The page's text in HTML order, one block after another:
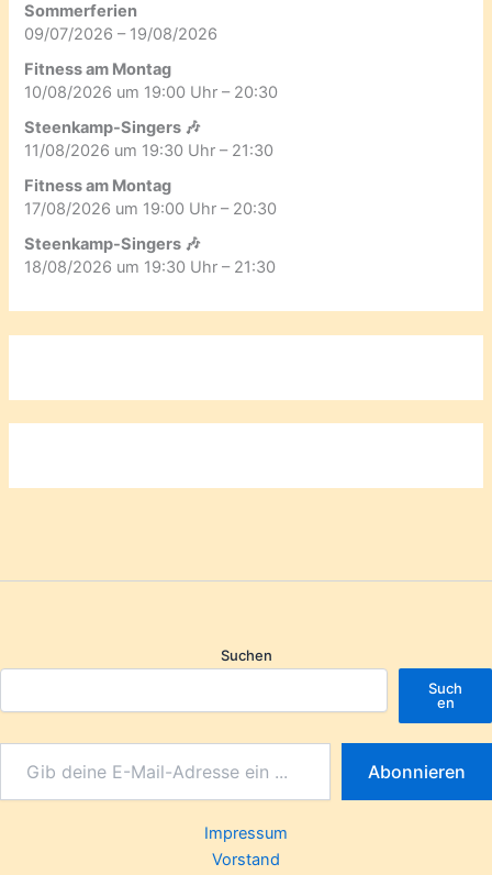
Sommerferien
09/07/2026 – 19/08/2026
Fitness am Montag
10/08/2026 um 19:00 Uhr – 20:30
Steenkamp-Singers 🎶
11/08/2026 um 19:30 Uhr – 21:30
Fitness am Montag
17/08/2026 um 19:00 Uhr – 20:30
Steenkamp-Singers 🎶
18/08/2026 um 19:30 Uhr – 21:30
Suchen
Such
en
Abonnieren
Impressum
Vorstand